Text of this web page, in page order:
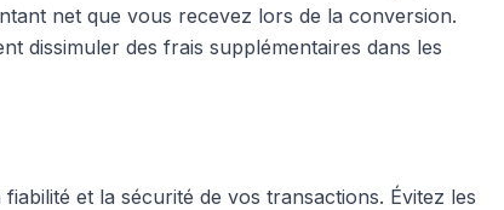
net que vous recevez lors de la conversion.
dissimuler des frais supplémentaires dans les
et la sécurité de vos transactions. Évitez les